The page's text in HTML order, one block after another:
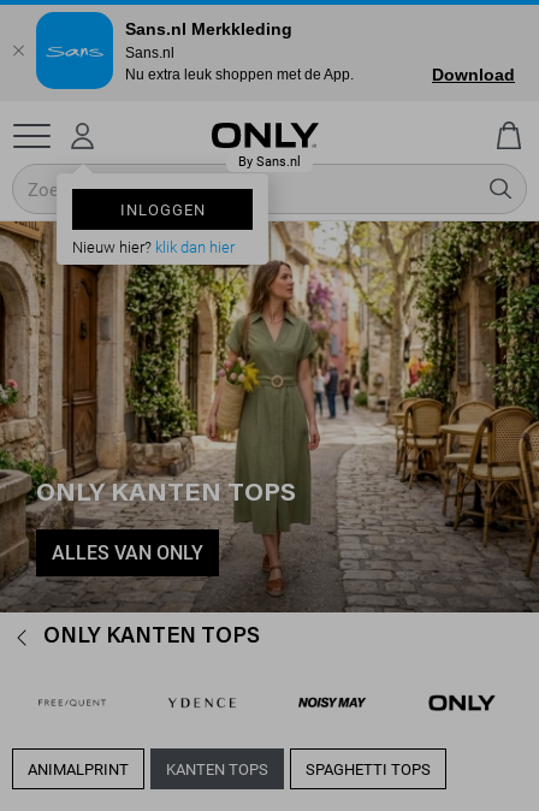
INLOGGEN
Nieuw hier? klik dan hier
ONLY KANTEN TOPS
ALLES VAN ONLY
ONLY KANTEN TOPS
ANIMALPRINT KANTEN TOPS SPAGHETTI TOPS
Sans.nl Merkkleding
Sans.nl
Nu extra leuk shoppen met de App.
Download